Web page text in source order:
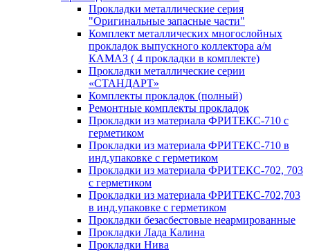
Прокладки металлические серия
"Оригинальные запасные части"
Комплект металлических многослойных
прокладок выпускного коллектора а/м
КАМАЗ ( 4 прокладки в комплекте)
Прокладки металлические серии
«СТАНДАРТ»
Комплекты прокладок (полный)
Ремонтные комплекты прокладок
Прокладки из материала ФРИТЕКС-710 с
герметиком
Прокладки из материала ФРИТЕКС-710 в
инд.упаковке с герметиком
Прокладки из материала ФРИТЕКС-702, 703
с герметиком
Прокладки из материала ФРИТЕКС-702,703
в инд.упаковке с герметиком
Прокладки безасбестовые неармированные
Прокладки Лада Калина
Прокладки Нива